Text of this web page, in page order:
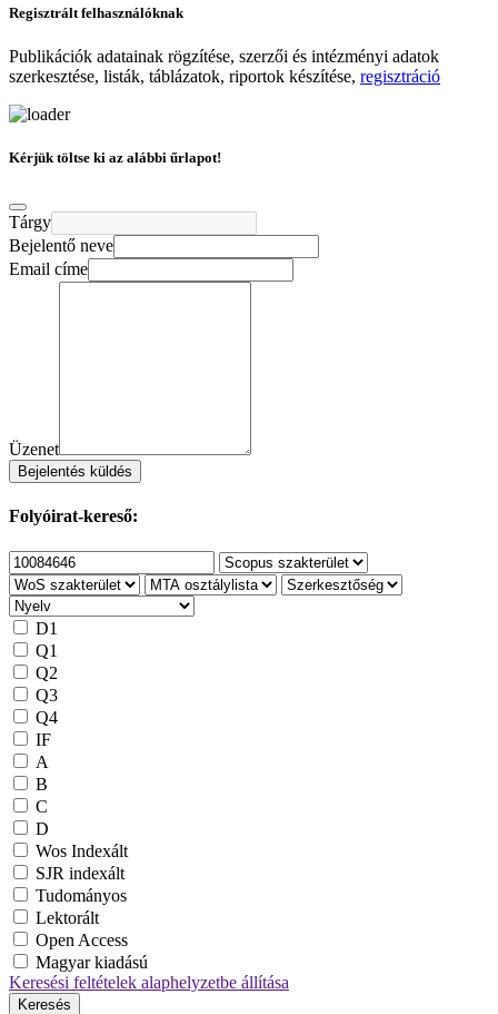
Regisztrált felhasználóknak
Publikációk adatainak rögzítése, szerzői és intézményi adatok
szerkesztése, listák, táblázatok, riportok készítése, regisztráció
Kérjük töltse ki az alábbi űrlapot!
Tárgy
Bejelentő neve
Email címe
Üzenet
Bejelentés küldés
Folyóirat-kereső:
D1
Q1
Q2
Q3
Q4
IF
A
B
C
D
Wos Indexált
SJR indexált
Tudományos
Lektorált
Open Access
Magyar kiadású
Keresési feltételek alaphelyzetbe állítása
Keresés